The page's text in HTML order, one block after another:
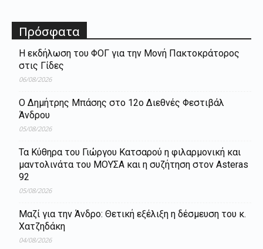
Πρόσφατα
Η εκδήλωση του ΦΟΓ για την Μονή Πακτοκράτορος
στις Γίδες
06/08/2026
Ο Δημήτρης Μπάσης στο 12ο Διεθνές Φεστιβάλ
Άνδρου
05/08/2026
Τα Κύθηρα του Γιώργου Κατσαρού η φιλαρμονική και
μαντολινάτα του ΜΟΥΣΑ και η συζήτηση στον Asteras
92
05/08/2026
Μαζί για την Άνδρο: Θετική εξέλιξη η δέσμευση του κ.
Χατζηδάκη
04/08/2026